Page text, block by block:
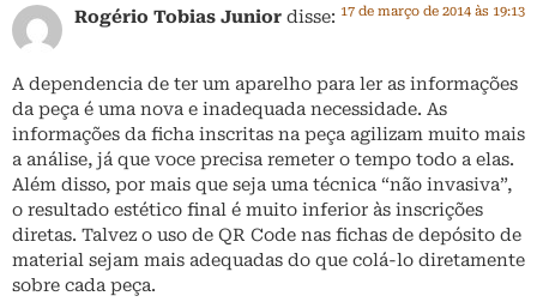
Rogério Tobias Junior disse: 17 de março de 2014 às 19:13
A dependencia de ter um aparelho para ler as informações
da peça é uma nova e inadequada necessidade. As
informações da ficha inscritas na peça agilizam muito mais
a análise, já que voce precisa remeter o tempo todo a elas.
Além disso, por mais que seja uma técnica “não invasiva”,
o resultado estético final é muito inferior às inscrições
diretas. Talvez o uso de QR Code nas fichas de depósito de
material sejam mais adequadas do que colá-lo diretamente
sobre cada peça.